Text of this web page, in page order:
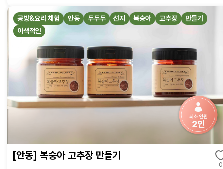
공방&요리 체험 안동 두두두 선지 복숭아 고추장
만들기
이색적인
[안동] 복숭아 고추장 만들기
0